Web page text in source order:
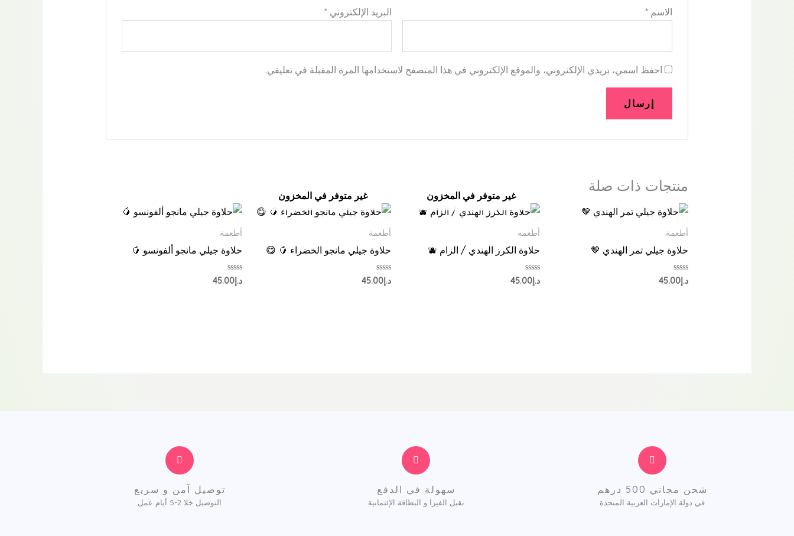
الاسم* البريد الإلكتروني*
احفظ اسمي، بريدي الإلكتروني، والموقع الإلكتروني في هذا المتصفح لاستخدامها المرة المقبلة في تعليقي.
منتجات ذات صلة
أطعمة
حلاوة جيلي تمر الهندي 🤎
تم
التقييم
د.إ45.00
غير متوفر في المخزون
أطعمة
حلاوة الكرز الهندي / الزام 🫐
تم
التقييم
د.إ45.00
غير متوفر في المخزون
أطعمة
حلاوة جيلي مانجو الخضراء 🥭 😋
تم
التقييم
د.إ45.00
أطعمة
حلاوة جيلي مانجو ألفونسو 🥭
تم
التقييم
د.إ45.00
شحن مجاني 500 درهم
في دولة الإمارات العربية المتحدة
سهولة في الدفع
نقبل الفيزا و البطاقة الإئتمانية
توصيل آمن و سريع
التوصيل خلا 2-5 أيام عمل